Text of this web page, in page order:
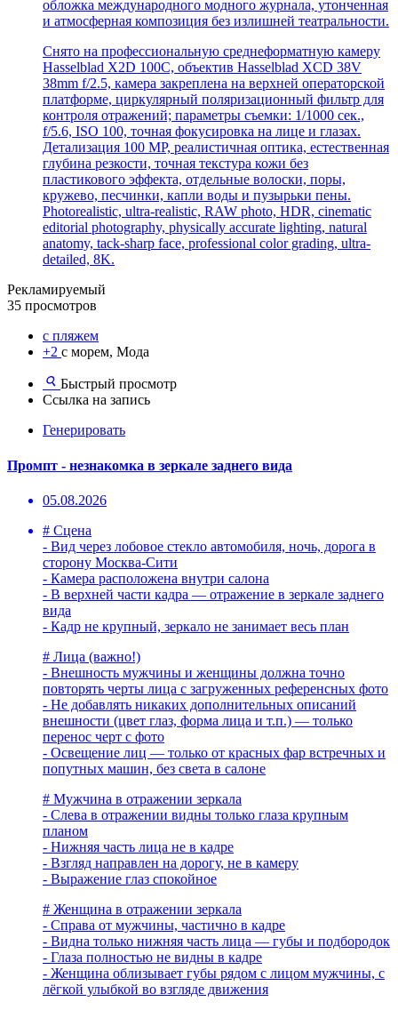
обложка международного модного журнала, утонченная
и атмосферная композиция без излишней театральности.
Снято на профессиональную среднеформатную камеру
Hasselblad X2D 100C, объектив Hasselblad XCD 38V
38mm f/2.5, камера закреплена на верхней операторской
платформе, циркулярный поляризационный фильтр для
контроля отражений; параметры съемки: 1/1000 сек.,
f/5.6, ISO 100, точная фокусировка на лице и глазах.
Детализация 100 MP, реалистичная оптика, естественная
глубина резкости, точная текстура кожи без
пластикового эффекта, отдельные волоски, поры,
кружево, песчинки, капли воды и пузырьки пены.
Photorealistic, ultra-realistic, RAW photo, HDR, cinematic
editorial photography, physically accurate lighting, natural
anatomy, tack-sharp face, professional color grading, ultra-
detailed, 8K.
Рекламируемый
35 просмотров
с пляжем
+2 с морем, Мода
Быстрый просмотр
Ссылка на запись
Генерировать
Промпт - незнакомка в зеркале заднего вида
05.08.2026
# Сцена
- Вид через лобовое стекло автомобиля, ночь, дорога в
сторону Москва-Сити
- Камера расположена внутри салона
- В верхней части кадра — отражение в зеркале заднего
вида
- Кадр не крупный, зеркало не занимает весь план
# Лица (важно!)
- Внешность мужчины и женщины должна точно
повторять черты лица с загруженных референсных фото
- Не добавлять никаких дополнительных описаний
внешности (цвет глаз, форма лица и т.п.) — только
перенос черт с фото
- Освещение лиц — только от красных фар встречных и
попутных машин, без света в салоне
# Мужчина в отражении зеркала
- Слева в отражении видны только глаза крупным
планом
- Нижняя часть лица не в кадре
- Взгляд направлен на дорогу, не в камеру
- Выражение глаз спокойное
# Женщина в отражении зеркала
- Справа от мужчины, частично в кадре
- Видна только нижняя часть лица — губы и подбородок
- Глаза полностью не видны в кадре
- Женщина облизывает губы рядом с лицом мужчины, с
лёгкой улыбкой во взгляде движения